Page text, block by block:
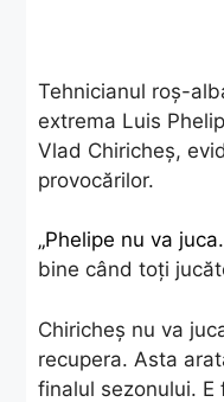
Tehnicianul roș-
extrema Luis
Vlad Chiricheș,
provocărilor.
„Phelipe nu va
bine când toți
Chiricheș nu va
recupera. Asta
finalul sezonului. E